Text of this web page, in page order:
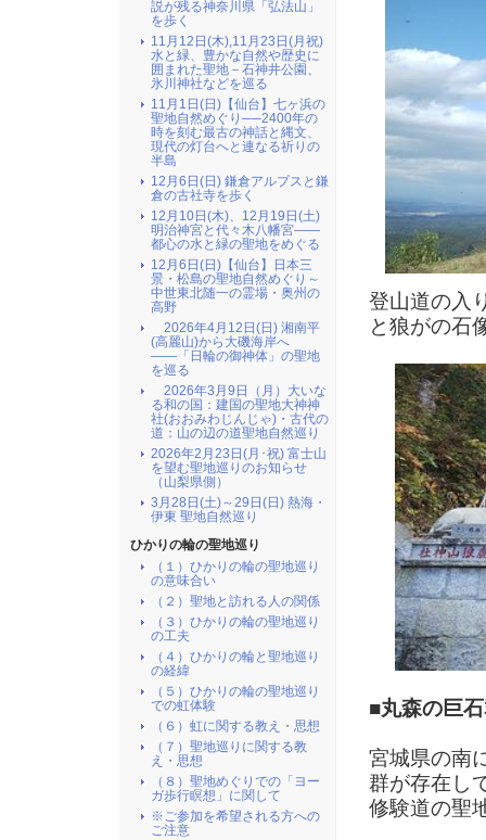
登山道の入
と狼がの石
■丸森の巨
宮城県の南
群が存在し
修験道の聖
説が残る神奈川県「弘法山」
を歩く
11月12日(木),11月23日(月祝)
水と緑、豊かな自然や歴史に
囲まれた聖地－石神井公園、
氷川神社などを巡る
11月1日(日)【仙台】七ヶ浜の
聖地自然めぐり──2400年の
時を刻む最古の神話と縄文、
現代の灯台へと連なる祈りの
半島
12月6日(日) 鎌倉アルプスと鎌
倉の古社寺を歩く
12月10日(木)、12月19日(土)
明治神宮と代々木八幡宮――
都心の水と緑の聖地をめぐる
12月6日(日)【仙台】日本三
景・松島の聖地自然めぐり～
中世東北随一の霊場・奥州の
高野
2026年4月12日(日) 湘南平
(高麗山)から大磯海岸へ
――「日輪の御神体」の聖地
を巡る
2026年3月9日（月）大いな
る和の国：建国の聖地大神神
社(おおみわじんじゃ)・古代の
道：山の辺の道聖地自然巡り
2026年2月23日(月･祝) 富士山
を望む聖地巡りのお知らせ
（山梨県側）
3月28日(土)～29日(日) 熱海・
伊東 聖地自然巡り
ひかりの輪の聖地巡り
（１）ひかりの輪の聖地巡り
の意味合い
（２）聖地と訪れる人の関係
（３）ひかりの輪の聖地巡り
の工夫
（４）ひかりの輪と聖地巡り
の経緯
（５）ひかりの輪の聖地巡り
での虹体験
（６）虹に関する教え・思想
（７）聖地巡りに関する教
え・思想
（８）聖地めぐりでの「ヨー
ガ歩行瞑想」に関して
※ご参加を希望される方への
ご注意